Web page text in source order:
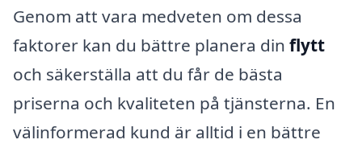
Genom att vara medveten om dessa
faktorer kan du bättre planera din flytt
och säkerställa att du får de bästa
priserna och kvaliteten på tjänsterna. En
välinformerad kund är alltid i en bättre